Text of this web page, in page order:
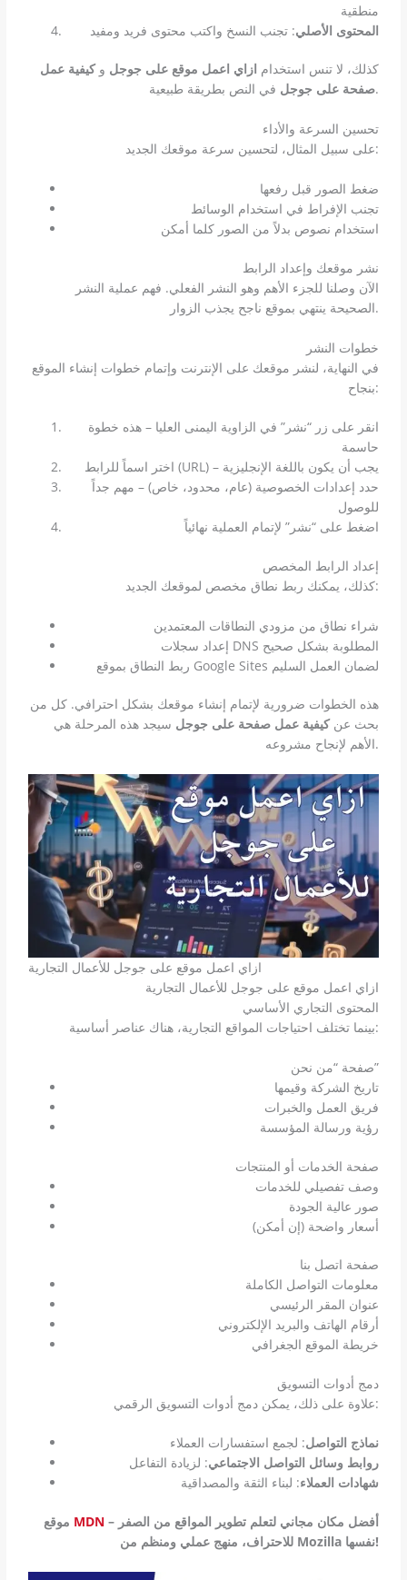
منطقية
المحتوى الأصلي: تجنب النسخ واكتب محتوى فريد ومفيد
كذلك، لا تنس استخدام ازاي اعمل موقع على جوجل وكيفية عمل
صفحة على جوجلفي النص بطريقة طبيعية.
تحسين السرعة والأداء
على سبيل المثال، لتحسين سرعة موقعك الجديد:
ضغط الصور قبل رفعها
تجنب الإفراط في استخدام الوسائط
استخدام نصوص بدلاً من الصور كلما أمكن
نشر موقعك وإعداد الرابط
الآن وصلنا للجزء الأهم وهو النشر الفعلي. فهم عملية النشر
الصحيحة ينتهي بموقع ناجح يجذب الزوار.
خطوات النشر
في النهاية، لنشر موقعك على الإنترنت وإتمام خطوات إنشاء الموقع
بنجاح:
انقر على زر “نشر” في الزاوية اليمنى العليا – هذه خطوة
حاسمة
اختر اسماً للرابط (URL) – يجب أن يكون باللغة الإنجليزية
حدد إعدادات الخصوصية (عام، محدود، خاص) – مهم جداً
للوصول
اضغط على “نشر” لإتمام العملية نهائياً
إعداد الرابط المخصص
كذلك، يمكنك ربط نطاق مخصص لموقعك الجديد:
شراء نطاق من مزودي النطاقات المعتمدين
إعداد سجلات DNS المطلوبة بشكل صحيح
ربط النطاق بموقع Google Sites لضمان العمل السليم
هذه الخطوات ضرورية لإتمام إنشاء موقعك بشكل احترافي. كل من
بحث عنكيفية عمل صفحة على جوجل سيجد هذه المرحلة هي
الأهم لإنجاح مشروعه.
ازاي اعمل موقع على جوجل للأعمال التجارية
ازاي اعمل موقع على جوجل للأعمال التجارية
المحتوى التجاري الأساسي
بينما تختلف احتياجات المواقع التجارية، هناك عناصر أساسية:
صفحة “من نحن”
تاريخ الشركة وقيمها
فريق العمل والخبرات
رؤية ورسالة المؤسسة
صفحة الخدمات أو المنتجات
وصف تفصيلي للخدمات
صور عالية الجودة
أسعار واضحة (إن أمكن)
صفحة اتصل بنا
معلومات التواصل الكاملة
عنوان المقر الرئيسي
أرقام الهاتف والبريد الإلكتروني
خريطة الموقع الجغرافي
دمج أدوات التسويق
علاوة على ذلك، يمكن دمج أدوات التسويق الرقمي:
نماذج التواصل: لجمع استفسارات العملاء
روابط وسائل التواصل الاجتماعي: لزيادة التفاعل
شهادات العملاء: لبناء الثقة والمصداقية
MDN– أفضل مكان مجاني لتعلم تطوير المواقع من الصفر
للاحتراف، منهج عملي ومنظم من Mozilla نفسها!